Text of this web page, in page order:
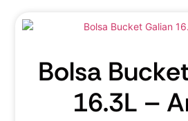
Bolsa
16.3L –